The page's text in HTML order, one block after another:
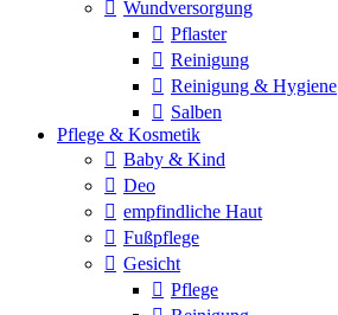
Wundversorgung
Pflaster
Reinigung
Reinigung & Hygiene
Salben
Pflege & Kosmetik
Baby & Kind
Deo
empfindliche Haut
Fußpflege
Gesicht
Pflege